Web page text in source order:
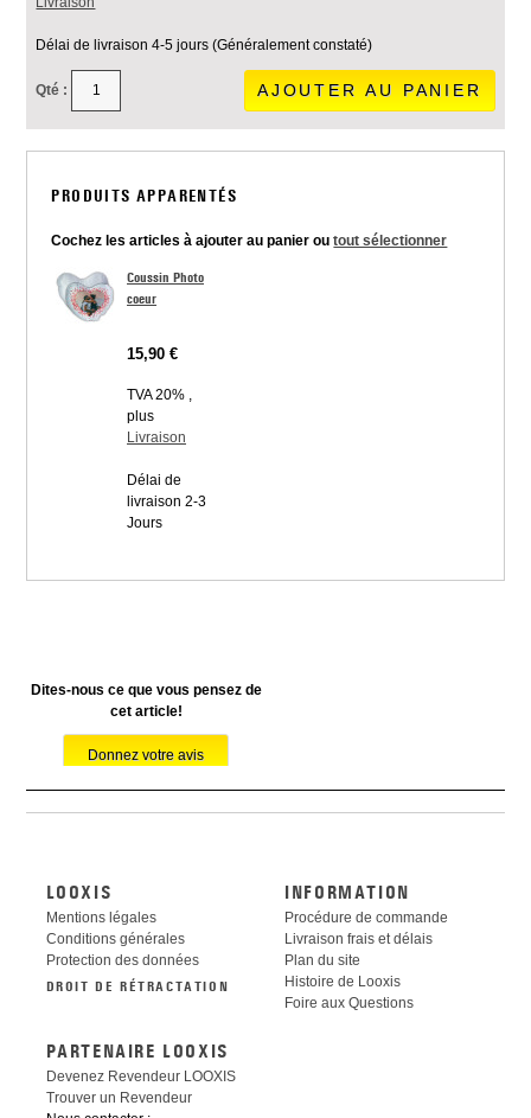
Délai de livraison 4-5 jours (Généralement constaté)
Qté : AJOUTER AU PANIER
PRODUITS APPARENTÉS
Cochez les articles à ajouter au panier outout sélectionner
Coussin Photo
coeur
15,90 €
TVA 20% ,
plus
Livraison
Délai de
livraison 2-3
Jours
Dites-nous ce que vous pensez de
cet article!
LOOXIS
Mentions légales
Conditions générales
Protection des données
DROIT DE RÉTRACTATION
INFORMATION
Procédure de commande
Livraison frais et délais
Plan du site
Histoire de Looxis
Foire aux Questions
PARTENAIRE LOOXIS
Devenez Revendeur LOOXIS
Trouver un Revendeur